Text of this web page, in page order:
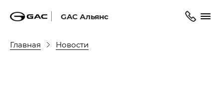
GAC Альянс
Главная Новости